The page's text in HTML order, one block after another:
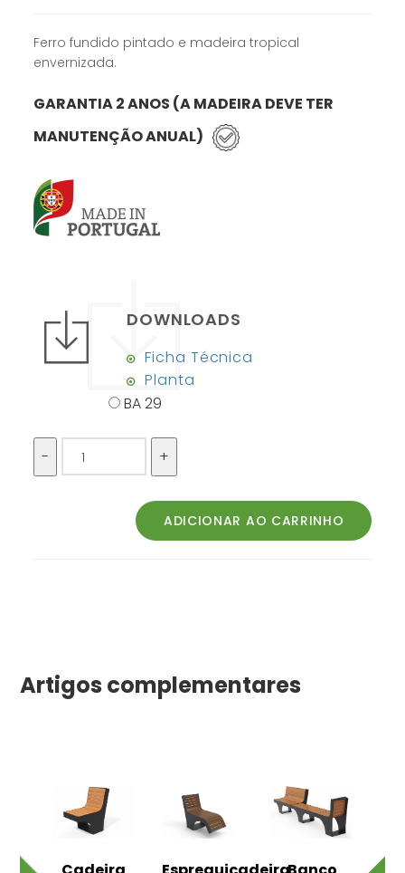
Ferro fundido pintado e madeira tropical
envernizada.
GARANTIA 2 ANOS (A MADEIRA DEVE TER
MANUTENÇÃO ANUAL)
DOWNLOADS
Ficha Técnica
Planta
BA 29
Artigos complementares